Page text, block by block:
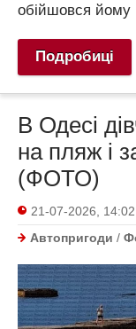
обійшовся йому
Подробиці
В Одесі
на пляж і
(ФОТО)
21-07-2026, 14:02
Автопригоди /